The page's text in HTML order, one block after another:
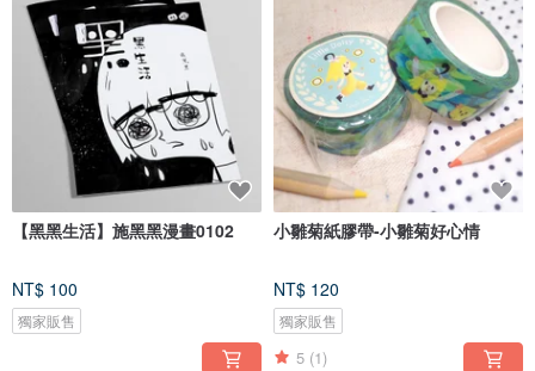
【黑黑生活】施黑黑漫畫0102
NT$ 100
獨家販售
小雛菊紙膠帶-小雛菊好心情
NT$ 120
獨家販售
5 (1)